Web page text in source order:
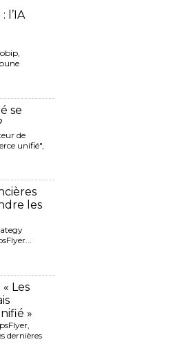
l’IA
se
de
unifié",
les
Les
»
dernières